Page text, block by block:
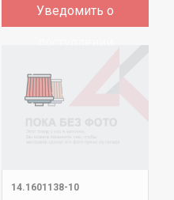
Уведомить о
14.1601138-10